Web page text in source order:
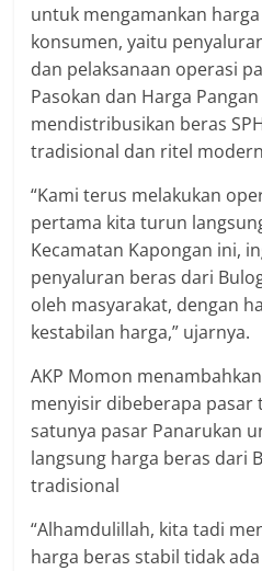
untuk mengamankan
konsumen, yaitu
dan pelaksanaan operasi
Pasokan dan Harga
mendistribusikan beras
tradisional dan ritel
“Kami terus melakukan
pertama kita turun
Kecamatan Kapongan ini,
penyaluran beras dari
oleh masyarakat, dengan
kestabilan harga,” ujarnya.
AKP Momon
menyisir dibeberapa pasar
satunya pasar Panarukan
langsung harga beras dari
tradisional
“Alhamdulillah, kita tadi
harga beras stabil tidak